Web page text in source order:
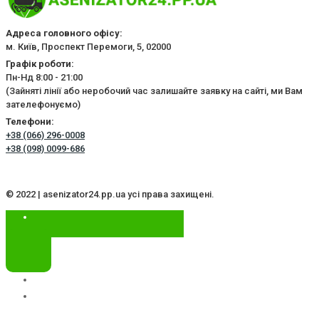
Адреса головного офісу:
м. Київ, Проспект Перемоги, 5, 02000
Графік роботи:
Пн-Нд 8:00 - 21:00
(Зайняті лінії або неробочий час залишайте заявку на сайті, ми Вам
зателефонуємо)
Телефони:
+38 (066) 296-0008
+38 (098) 0099-686
© 2022 | asenizator24.pp.ua усі права захищені.